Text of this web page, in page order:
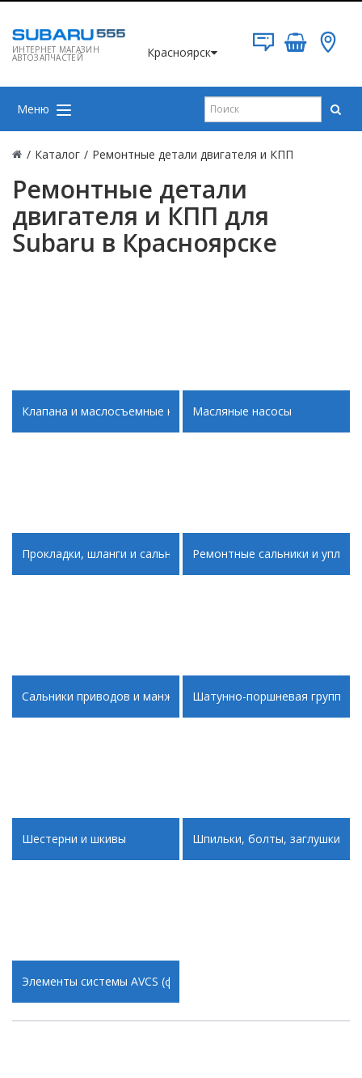
ИНТЕРНЕТ МАГАЗИН
АВТОЗАПЧАСТЕЙ Красноярск
Меню
/ Каталог / Ремонтные детали двигателя и КПП
Ремонтные детали
двигателя и КПП для
Subaru в Красноярске
Клапана и маслосъемные колпачкиМасляные насосы
Прокладки, шланги и сальники КПП и дифференциалов
Ремонтные сальники и
Сальники приводов и манжетыШатунно-поршневая группа
Шестерни и шкивы Шпильки, болты, заглушки и
Элементы системы AVCS (фазы газораспределения)